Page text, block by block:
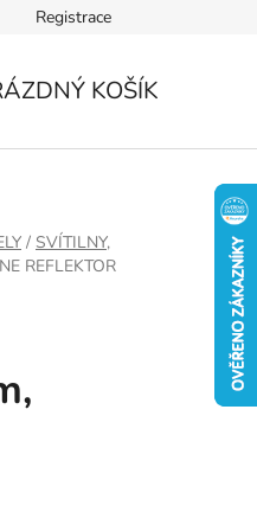
Registrace
KOŠÍK
/ SVÍTILNY,
REFLEKTOR